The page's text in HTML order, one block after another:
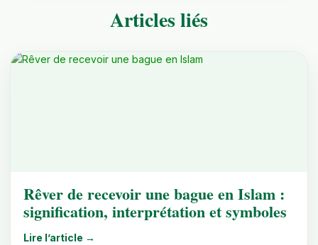
Articles liés
Rêver de recevoir une bague en Islam :
signification, interprétation et symboles
Lire l’article →